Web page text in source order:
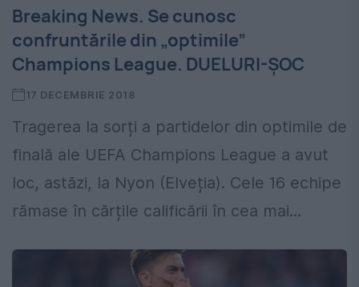
Breaking News. Se cunosc
confruntările din „optimile”
Champions League. DUELURI-ȘOC
17 DECEMBRIE 2018
Tragerea la sorți a partidelor din optimile de
finală ale UEFA Champions League a avut
loc, astăzi, la Nyon (Elveția). Cele 16 echipe
rămase în cărțile calificării în cea mai...